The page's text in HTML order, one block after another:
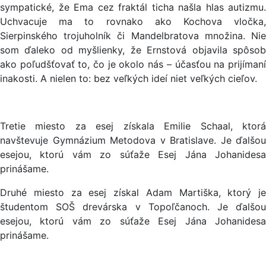
sympatické, že Ema cez fraktál ticha našla hlas autizmu.
Uchvacuje ma to rovnako ako Kochova vločka,
Sierpinského trojuholník či Mandelbratova množina. Nie
som ďaleko od myšlienky, že Ernstová objavila spôsob
ako poľudšťovať to, čo je okolo nás – účasťou na prijímaní
inakosti. A nielen to: bez veľkých ideí niet veľkých cieľov.
Tretie miesto za esej získala Emilie Schaal, ktorá
navštevuje Gymnázium Metodova v Bratislave. Je ďalšou
esejou, ktorú vám zo súťaže Esej Jána Johanidesa
prinášame.
Druhé miesto za esej získal Adam Martiška, ktorý je
študentom SOŠ drevárska v Topoľčanoch. Je ďalšou
esejou, ktorú vám zo súťaže Esej Jána Johanidesa
prinášame.